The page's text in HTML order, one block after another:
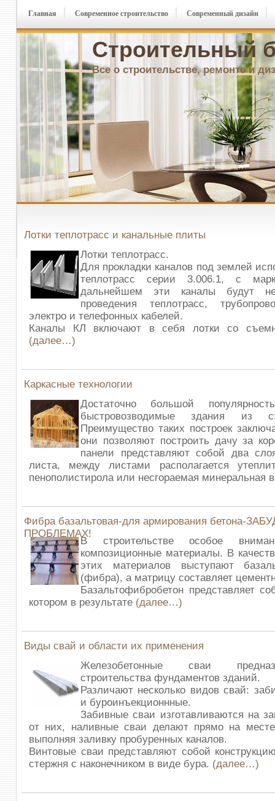
Строительный
Все о строительстве, ремонте и
Главная Современное строительство Современный дизайн
Лотки теплотрасс и канальные плиты
Лотки теплотрасс.
Для прокладки каналов под землей
теплотрасс серии 3.006.1, с
дальнейшем эти каналы будут
проведения теплотрасс,
электро и телефонных кабелей.
Каналы КЛ включают в себя лотки со
(далее…)
Каркасные технологии
Достаточно большой
быстровозводимые здания из
Преимущество таких построек
они позволяют построить дачу за
панели представляют собой два
листа, между листами располагается
пенополистирола или несгораемая минеральная
Фибра базальтовая-для армирования бетона-
ПРОБЛЕМАХ!
В строительстве особое
композиционные материалы. В
этих материалов выступают
(фибра), а матрицу составляет
Базальтофибробетон представляет
котором в результате (далее…)
Виды свай и области их применения
Железобетонные сваи
строительства фундаментов зданий.
Различают несколько видов свай:
и буроинъекционнные.
Забивные сваи изготавливаются на
от них, наливные сваи делают прямо на месте
выполняя заливку пробуренных каналов.
Винтовые сваи представляют собой
стержня с наконечником в виде бура. (далее…)